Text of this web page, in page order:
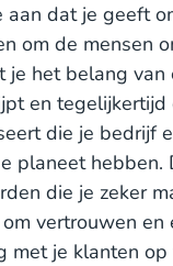
aan dat je geeft
om de mensen
je het belang van
en tegelijkertijd
die je bedrijf
planeet hebben.
die je zeker
vertrouwen en
met je klanten